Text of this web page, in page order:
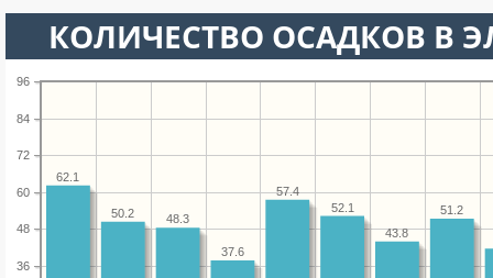
КОЛИЧЕСТВО ОСАДКОВ В
36
48
60
72
84
96
51.2
43.8
52.1
57.4
37.6
48.3
50.2
62.1